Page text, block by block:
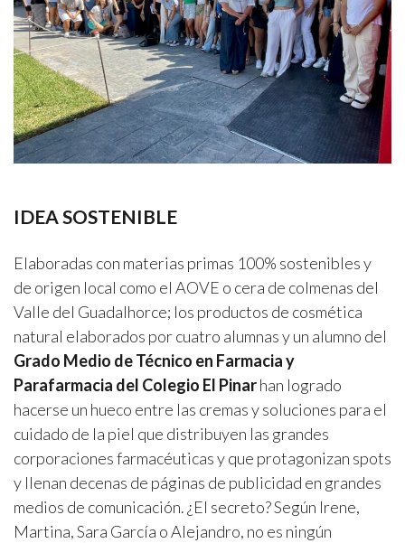
IDEA SOSTENIBLE
Elaboradas con materias primas 100% sostenibles y
de origen local como el AOVE o cera de colmenas del
Valle del Guadalhorce; los productos de cosmética
natural elaborados por cuatro alumnas y un alumno del
Grado Medio de Técnico en Farmacia y
Parafarmacia del Colegio El Pinarhan logrado
hacerse un hueco entre las cremas y soluciones para el
cuidado de la piel que distribuyen las grandes
corporaciones farmacéuticas y que protagonizan spots
y llenan decenas de páginas de publicidad en grandes
medios de comunicación. ¿El secreto? Según Irene,
Martina, Sara García o Alejandro, no es ningún